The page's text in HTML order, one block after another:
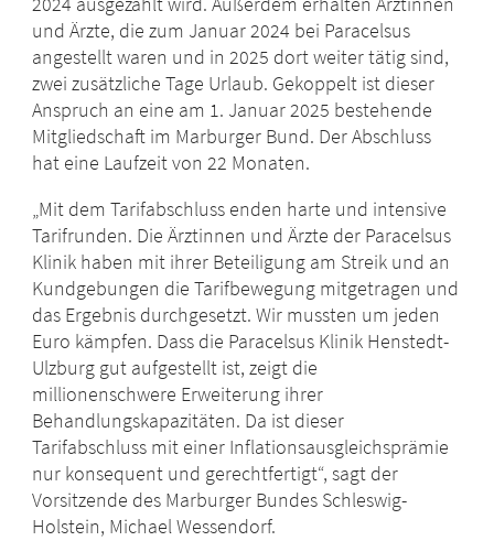
und Ärzte, die zum Januar 2024 bei Paracelsus
angestellt waren und in 2025 dort weiter tätig sind,
zwei zusätzliche Tage Urlaub. Gekoppelt ist dieser
Anspruch an eine am 1. Januar 2025 bestehende
Mitgliedschaft im Marburger Bund. Der Abschluss
hat eine Laufzeit von 22 Monaten.
„Mit dem Tarifabschluss enden harte und intensive
Tarifrunden. Die Ärztinnen und Ärzte der Paracelsus
Klinik haben mit ihrer Beteiligung am Streik und an
Kundgebungen die Tarifbewegung mitgetragen und
das Ergebnis durchgesetzt. Wir mussten um jeden
Euro kämpfen. Dass die Paracelsus Klinik Henstedt-
Ulzburg gut aufgestellt ist, zeigt die
millionenschwere Erweiterung ihrer
Behandlungskapazitäten. Da ist dieser
Tarifabschluss mit einer Inflationsausgleichsprämie
nur konsequent und gerechtfertigt“, sagt der
Vorsitzende des Marburger Bundes Schleswig-
Holstein, Michael Wessendorf.